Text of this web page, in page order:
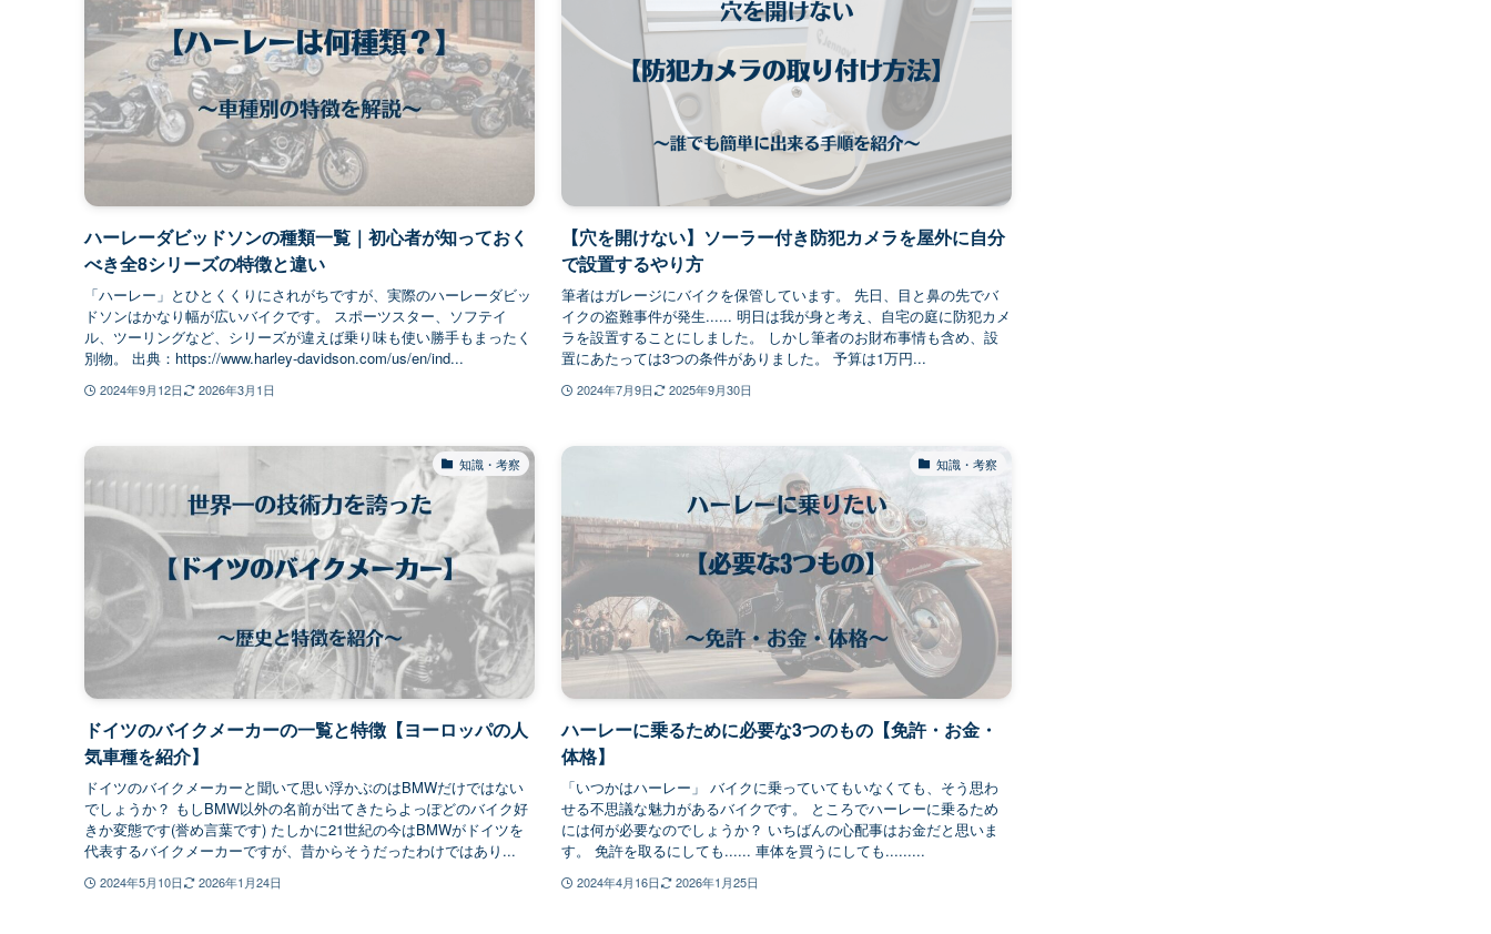
ハーレーダビッドソンの種類一覧｜初心者が知っておく
べき全8シリーズの特徴と違い
「ハーレー」とひとくくりにされがちですが、実際のハーレーダビッ
ドソンはかなり幅が広いバイクです。 スポーツスター、ソフテイ
ル、ツーリングなど、シリーズが違えば乗り味も使い勝手もまったく
別物。 出典：https://www.harley-davidson.com/us/en/ind...
2024年9月12日 2026年3月1日
【穴を開けない】ソーラー付き防犯カメラを屋外に自分
で設置するやり方
筆者はガレージにバイクを保管しています。 先日、目と鼻の先でバ
イクの盗難事件が発生...... 明日は我が身と考え、自宅の庭に防犯カメ
ラを設置することにしました。 しかし筆者のお財布事情も含め、設
置にあたっては3つの条件がありました。 予算は1万円...
2024年7月9日 2025年9月30日
知識・考察
ドイツのバイクメーカーの一覧と特徴【ヨーロッパの人
気車種を紹介】
ドイツのバイクメーカーと聞いて思い浮かぶのはBMWだけではない
でしょうか？ もしBMW以外の名前が出てきたらよっぽどのバイク好
きか変態です(誉め言葉です) たしかに21世紀の今はBMWがドイツを
代表するバイクメーカーですが、昔からそうだったわけではあり...
2024年5月10日 2026年1月24日
知識・考察
ハーレーに乗るために必要な3つのもの【免許・お金・
体格】
「いつかはハーレー」 バイクに乗っていてもいなくても、そう思わ
せる不思議な魅力があるバイクです。 ところでハーレーに乗るため
には何が必要なのでしょうか？ いちばんの心配事はお金だと思いま
す。 免許を取るにしても...... 車体を買うにしても.........
2024年4月16日 2026年1月25日